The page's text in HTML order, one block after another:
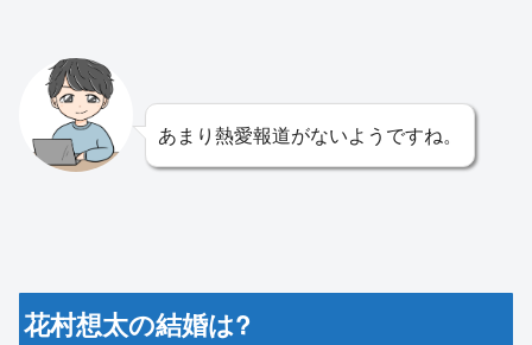
あまり熱愛報道がないようですね。
花村想太の結婚は?